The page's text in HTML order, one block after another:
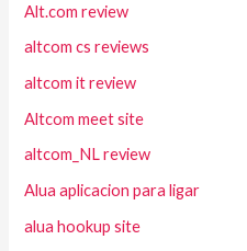
Alt.com review
altcom cs reviews
altcom it review
Altcom meet site
altcom_NL review
Alua aplicacion para ligar
alua hookup site